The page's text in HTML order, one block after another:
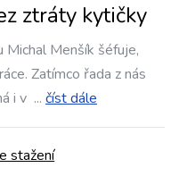
ztráty kytičky
Menšík šéfuje,
Zatímco řada z nás
i v ... číst dále
stažení